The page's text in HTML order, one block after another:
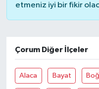
etmeniz iyi bir fikir
Çorum Diğer İlçeler
Alaca Bayat